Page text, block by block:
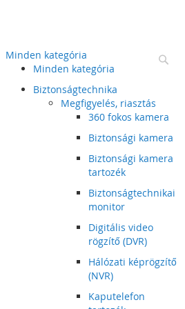
Minden kategória
Minden kategória
Biztonságtechnika
Megfigyelés, riasztás
360 fokos kamera
Biztonsági kamera
Biztonsági kamera
tartozék
Biztonságtechnikai
monitor
Digitális video
rögzítő (DVR)
Hálózati képrögzítő
(NVR)
Kaputelefon